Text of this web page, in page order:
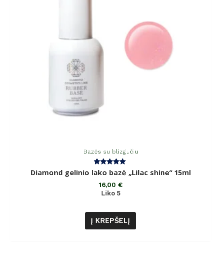
Bazės su blizgučiu
Įvertinimas:
5.00
iš 5
Diamond gelinio lako bazė „Lilac shine“ 15ml
16,00 €
Liko 5
Į KREPŠELĮ